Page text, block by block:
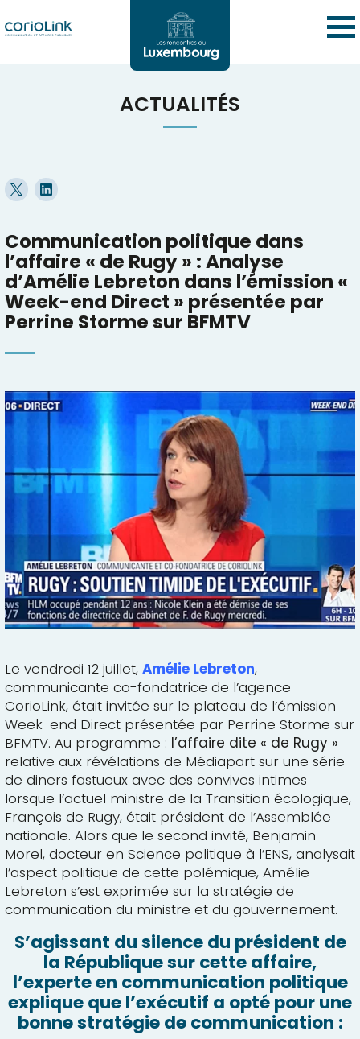
ACTUALITÉS
Communication politique dans
l’affaire « de Rugy » : Analyse
d’Amélie Lebreton dans l’émission «
Week-end Direct » présentée par
Perrine Storme sur BFMTV
Le vendredi 12 juillet, Amélie Lebreton,
communicante co-fondatrice de l’agence
CorioLink, était invitée sur le plateau de l’émission
Week-end Direct présentée par Perrine Storme sur
BFMTV. Au programme : l’affaire dite « de Rugy »
relative aux révélations de Médiapart sur une série
de diners fastueux avec des convives intimes
lorsque l’actuel ministre de la Transition écologique,
François de Rugy, était président de l’Assemblée
nationale. Alors que le second invité, Benjamin
Morel, docteur en Science politique à l’ENS, analysait
l’aspect politique de cette polémique, Amélie
Lebreton s’est exprimée sur la stratégie de
communication du ministre et du gouvernement.
S’agissant du silence du président de
la République sur cette affaire,
l’experte en communication politique
explique que l’exécutif a opté pour une
bonne stratégie de communication :